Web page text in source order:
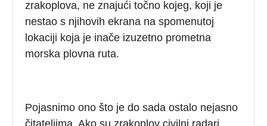
zrakoplova, ne znajući točno kojeg, koji je
nestao s njihovih ekrana na spomenutoj
lokaciji koja je inače izuzetno prometna
morska plovna ruta.
Pojasnimo ono što je do sada ostalo nejasno
čitateljima. Ako su zrakoplov civilni radari